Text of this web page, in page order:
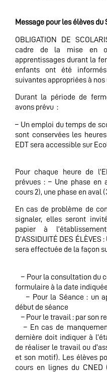
Message pour les élèves du
OBLIGATION DE
cadre de la mise en
apprentissages durant la
enfants ont été
suivantes appropriées à
Durant la période de
avons prévu :
– Un emploi du temps de
sont conservées les
EDT sera accessible sur
Pour chaque heure de
prévues : – Une phase en
cours 2), une phase en aval
En cas de problème de
signaler, elles seront
papier à
D’ASSIDUITÉ DES
sera effectuée de la façon
– Pour la consultation du
formulaire à la date indiquée
– Pour la Séance : un
début de séance
– Pour le travail : par son
– En cas de
dernière doit indiquer à
de réaliser le travail ou
et son motif). Les élèves
cours en lignes du